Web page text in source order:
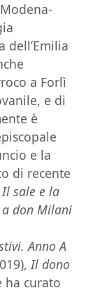
dell’Emilia
a Forlì
e di
è
e la
di recente
Il sale e la
a don Milani
Anno A
Il dono
ha curato